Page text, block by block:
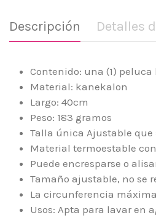
Descripción Detalles
Contenido: una (1) peluca
Material: kanekalon
Largo: 40cm
Peso: 183 gramos
Talla única Ajustable que
Material termoestable
Puede encresparse o
Tamaño ajustable, no se
La circunferencia
Usos: Apta para lavar en